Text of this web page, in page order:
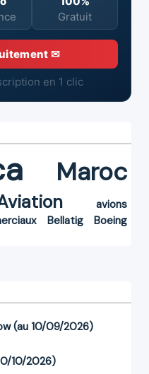
Gratuit
✉
en 1 clic
Maroc
avions
Bellatig
Boeing
(au 10/09/2026)
10/2026)